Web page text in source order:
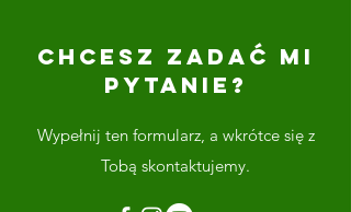
CHCESZ ZADAĆ MI
PYTANIE?
Wypełnij ten formularz, a wkrótce się z
Tobą skontaktujemy.